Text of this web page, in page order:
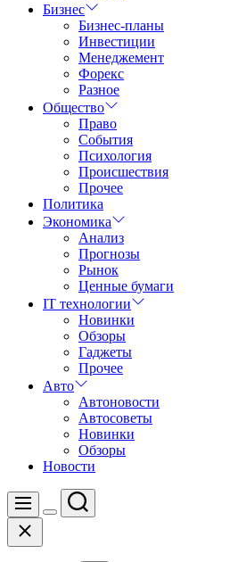
Бизнес
Бизнес-планы
Инвестиции
Менеджемент
Форекс
Разное
Общество
Право
События
Психология
Происшествия
Прочее
Политика
Экономика
Анализ
Прогнозы
Рынок
Ценные бумаги
IT технологии
Новинки
Обзоры
Гаджеты
Прочее
Авто
Автоновости
Автосоветы
Новинки
Обзоры
Новости
Меню
Цвет
Поиск
Закрыть